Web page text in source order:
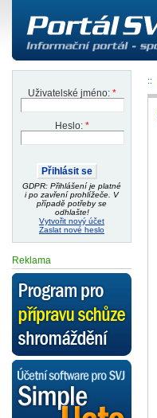
Uživatelské jméno: *
Heslo: *
GDPR: Přihlášení je platné
i po zavření prohlížeče. V
případě potřeby se
odhlašte!
Vytvořit nový účet
Zaslat nové heslo
Reklama